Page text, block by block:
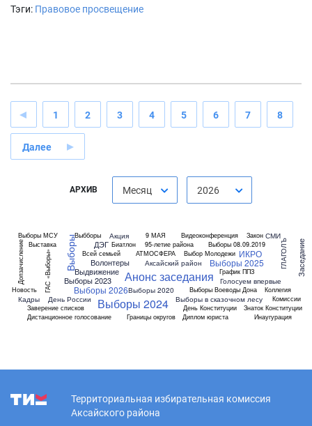
Тэги: Правовое просвещение
1 2 3 4 5 6 7 8
Далее
АРХИВ Месяц 2026
9 МАЯ
95-летие района
АТМОСФЕРА
Аксайский район
Акция
Анонс заседания
Биатлон
Видеоконференция
Волонтеры
Всей семьей
Выбборы
Выбор Молодежи
Выборы Выборы 08.09.2019
Выборы 2020
Выборы 2023
Выборы 2024
Выборы 2025
Выборы 2026 Выборы Воеводы Дона
Выборы МСУ
Выборы в сказочном лесу
Выдвижение
Выставка
ГАС «Выборы» ГЛАГОЛЪ
Голосуем впервые
Границы округов
График ППЗ
ДЭГ
День Конституции
День России
Диплом юриста
Дистанционное голосование
Допзачисление
Заверение списков
Закон
Заседание
Знаток Конституции
ИКРО
Инаугурация
Кадры
Коллегия
Комиссии
Новость
СМИ
Территориальная избирательная комиссия
Аксайского района